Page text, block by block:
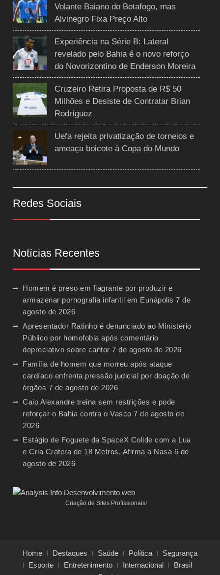
Volante Baiano do Botafogo, mas
Alvinegro Fixa Preço Alto
Experiência na Série B: Lateral
revelado pelo Bahia é o novo reforço
do Novorizontino de Enderson Moreira
Cruzeiro Retira Proposta de R$ 50
Milhões e Desiste de Contratar Brian
Rodríguez
Uefa rejeita privatização de torneios e
ameaça boicote à Copa do Mundo
Redes Sociais
Notícias Recentes
Homem é preso em flagrante por produzir e
armazenar pornografia infantil em Eunápolis 7 de
agosto de 2026
Apresentador Ratinho é denunciado ao Ministério
Público por homofobia após comentário
depreciativo sobre cantor 7 de agosto de 2026
Família de homem que morreu após ataque
cardíaco enfrenta pressão judicial por doação de
órgãos 7 de agosto de 2026
Caio Alexandre treina sem restrições e pode
reforçar o Bahia contra o Vasco 7 de agosto de
2026
Estágio de Foguete da SpaceX Colide com a Lua
e Cria Cratera de 18 Metros, Afirma a Nasa 6 de
agosto de 2026
Criação de Sites Profissionais!
Home Destaques Saúde Política
Segurança
Esporte
Entretenimento Internacional
Brasil